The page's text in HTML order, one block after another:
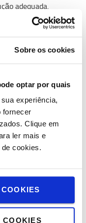
Sobre os cookies
optar por quais
experiência,
fornecer
Clique em
ler mais e
cookies.
COOKIES
adequada.
equipamentos
de carga foi
e produzido
a bateria
em 2000.
possam utilizar
Handling
Material